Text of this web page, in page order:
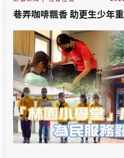
巷弄咖啡飄香 助更生少年